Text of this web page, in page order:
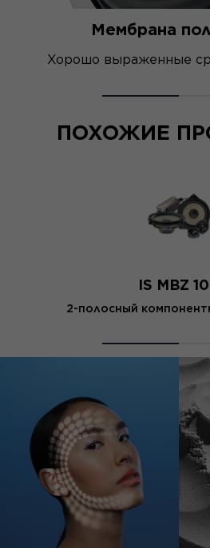
Мембрана
Хорошо выраженные
ПОХОЖИЕ
IS MBZ
2-полосный